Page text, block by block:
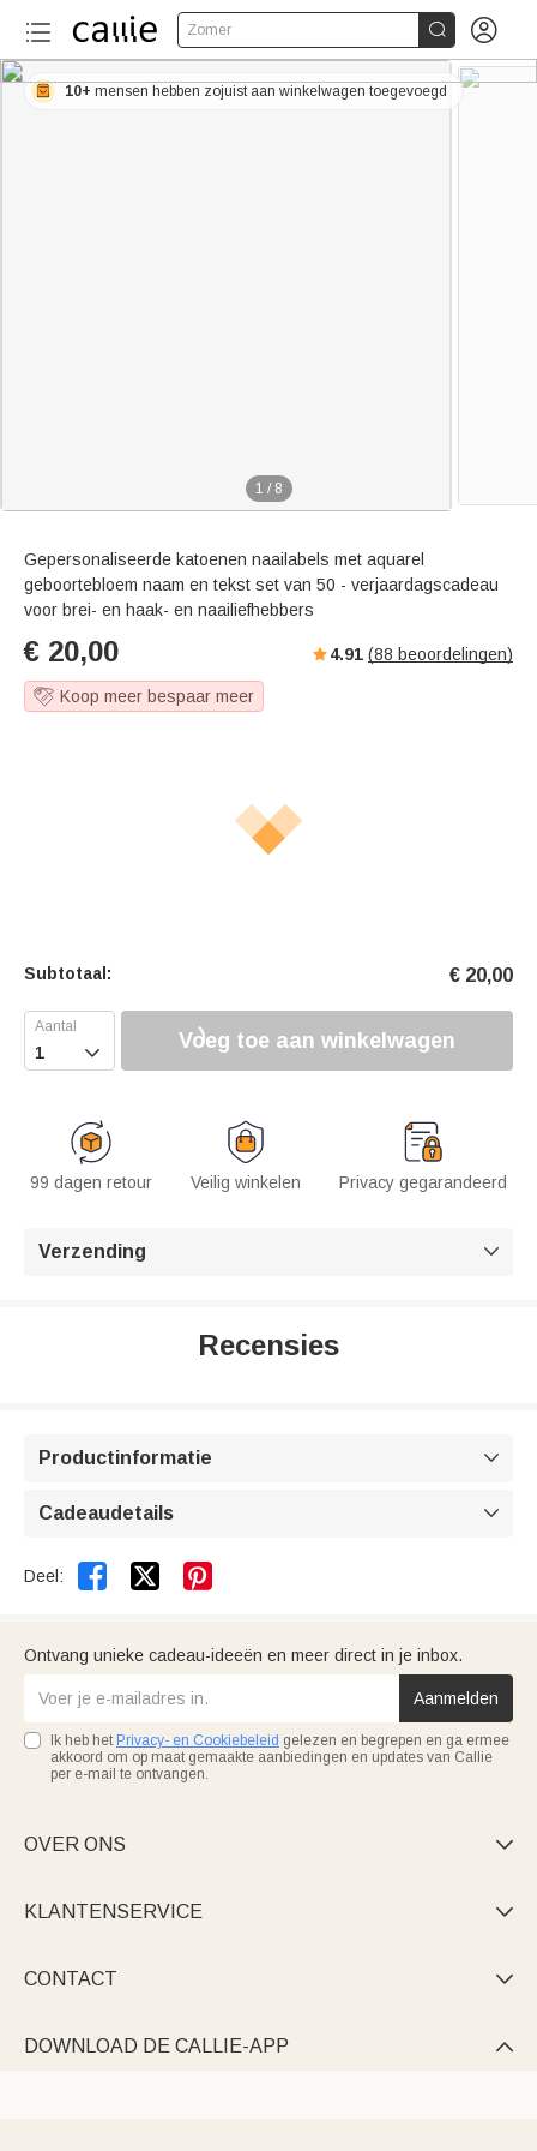
Zomer  
1 / 8
10+ mensen hebben zojuist aan winkelwagen toegevoegd
Gepersonaliseerde katoenen naailabels met aquarel
geboortebloem naam en tekst set van 50 - verjaardagscadeau
voor brei- en haak- en naailiefhebbers
€ 20,00 4.91 (88 beoordelingen)
Koop meer bespaar meer
Subtotaal: € 20,00
 Voeg toe aan winkelwagen
99 dagen retour Veilig winkelen Privacy gegarandeerd
Verzending 
Recensies
Productinformatie 
Cadeaudetails 
Deel:  
Ontvang unieke cadeau-ideeën en meer direct in je inbox.
Aanmelden
Ik heb het Privacy- en Cookiebeleid gelezen en begrepen en ga ermee
akkoord om op maat gemaakte aanbiedingen en updates van Callie
per e-mail te ontvangen.
OVER ONS 
KLANTENSERVICE 
CONTACT 
DOWNLOAD DE CALLIE-APP 